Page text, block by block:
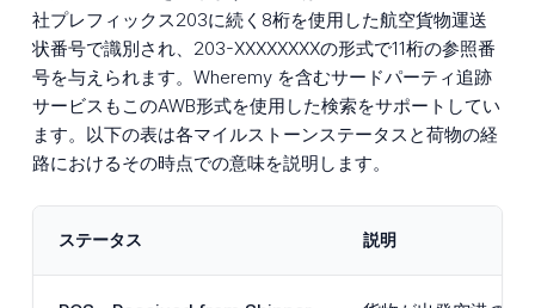
社プレフィックス203に続く8桁を使用した航空貨物運送
状番号で識別され、203-XXXXXXXXの形式で11桁の参照番
号を与えられます。Wheremy を含むサードパーティ追跡
サービスもこのAWB形式を使用した検索をサポートしてい
ます。以下の表は各マイルストーンステータスと荷物の経
路におけるその時点での意味を説明します。
ステータス 説明